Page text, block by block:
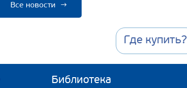
Все новости →
Где купить?
Библиотека